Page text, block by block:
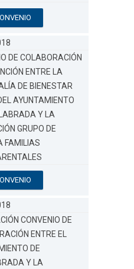
DE COLABORACIÓN
ENTRE LA
DE BIENESTAR
AYUNTAMIENTO
Y LA
GRUPO DE
FAMILIAS
CONVENIO DE
ENTRE EL
DE
Y LA